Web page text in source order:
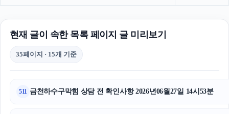
현재 글이 속한 목록 페이지 글 미리보기
35페이지 · 15개 기준
511 금천하수구막힘 상담 전 확인사항 2026년06월27일 14시53분